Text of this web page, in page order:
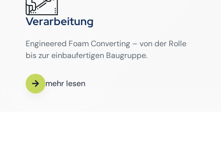
Verarbeitung
Engineered Foam Converting – von der Rolle
bis zur einbaufertigen Baugruppe.
mehr lesen